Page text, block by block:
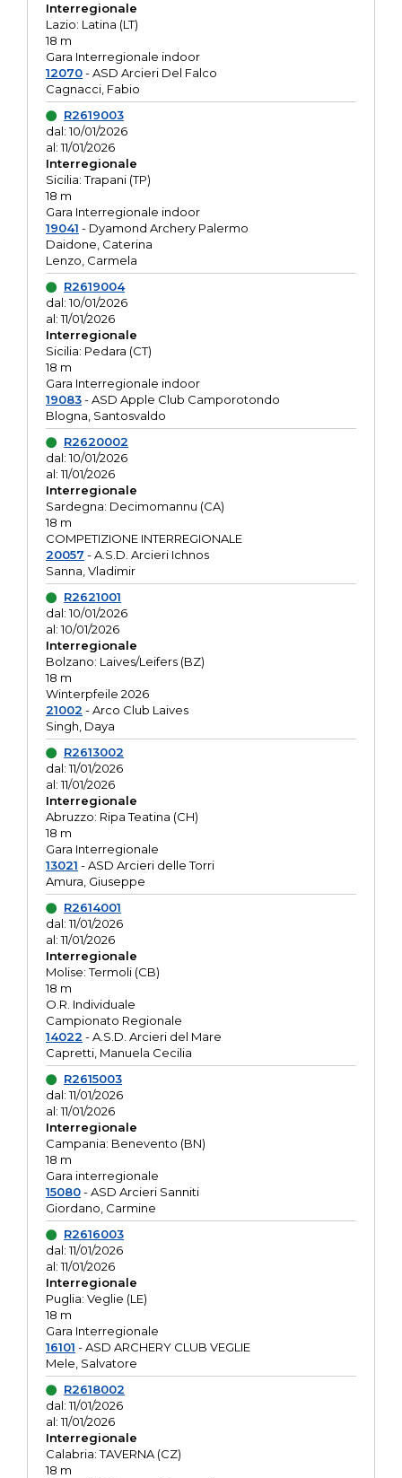
Interregionale
Lazio: Latina (LT)
18 m
Gara Interregionale indoor
12070- ASD Arcieri Del Falco
Cagnacci, Fabio
R2619003
dal: 10/01/2026
al: 11/01/2026
Interregionale
Sicilia: Trapani (TP)
18 m
Gara Interregionale indoor
19041 - Dyamond Archery Palermo
Daidone, Caterina
Lenzo, Carmela
R2619004
dal: 10/01/2026
al: 11/01/2026
Interregionale
Sicilia: Pedara (CT)
18 m
Gara Interregionale indoor
19083- ASD Apple Club Camporotondo
Blogna, Santosvaldo
R2620002
dal: 10/01/2026
al: 11/01/2026
Interregionale
Sardegna: Decimomannu (CA)
18 m
COMPETIZIONE INTERREGIONALE
20057 - A.S.D. Arcieri Ichnos
Sanna, Vladimir
R2621001
dal: 10/01/2026
al: 10/01/2026
Interregionale
Bolzano: Laives/Leifers (BZ)
18 m
Winterpfeile 2026
21002 - Arco Club Laives
Singh, Daya
R2613002
dal: 11/01/2026
al: 11/01/2026
Interregionale
Abruzzo: Ripa Teatina (CH)
18 m
Gara Interregionale
13021 - ASD Arcieri delle Torri
Amura, Giuseppe
R2614001
dal: 11/01/2026
al: 11/01/2026
Interregionale
Molise: Termoli (CB)
18 m
O.R. Individuale
Campionato Regionale
14022 - A.S.D. Arcieri del Mare
Capretti, Manuela Cecilia
R2615003
dal: 11/01/2026
al: 11/01/2026
Interregionale
Campania: Benevento (BN)
18 m
Gara interregionale
15080- ASD Arcieri Sanniti
Giordano, Carmine
R2616003
dal: 11/01/2026
al: 11/01/2026
Interregionale
Puglia: Veglie (LE)
18 m
Gara Interregionale
16101 - ASD ARCHERY CLUB VEGLIE
Mele, Salvatore
R2618002
dal: 11/01/2026
al: 11/01/2026
Interregionale
Calabria: TAVERNA (CZ)
18 m